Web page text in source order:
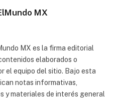
MX
MX es la firma editorial
elaborados o
el equipo del sitio. Bajo esta
notas informativas,
y materiales de interés general